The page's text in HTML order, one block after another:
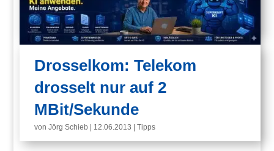
Drosselkom: Telekom
drosselt nur auf 2
MBit/Sekunde
vonJörg Schieb 12.06.2013 |Tipps